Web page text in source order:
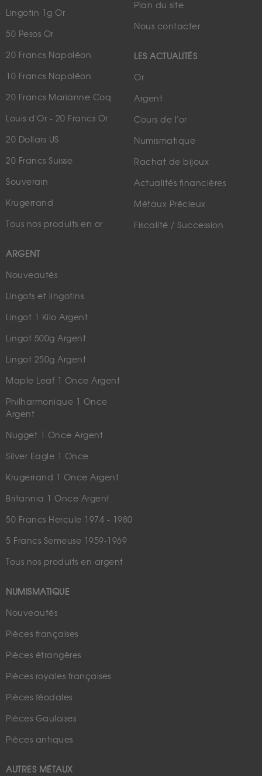
Lingotin 1g Or
50 Pesos Or
20 Francs Napoléon
10 Francs Napoléon
20 Francs Marianne Coq
Louis d'Or - 20 Francs Or
20 Dollars US
20 Francs Suisse
Souverain
Krugerrand
Tous nos produits en or
ARGENT
Nouveautés
Lingots et lingotins
Lingot 1 Kilo Argent
Lingot 500g Argent
Lingot 250g Argent
Maple Leaf 1 Once Argent
Philharmonique 1 Once
Argent
Nugget 1 Once Argent
Silver Eagle 1 Once
Krugerrand 1 Once Argent
Britannia 1 Once Argent
50 Francs Hercule 1974 - 1980
5 Francs Semeuse 1959-1969
Tous nos produits en argent
NUMISMATIQUE
Nouveautés
Pièces françaises
Pièces étrangères
Pièces royales françaises
Pièces féodales
Pièces Gauloises
Pièces antiques
AUTRES MÉTAUX
Plan du site
Nous contacter
LES ACTUALITÉS
Or
Argent
Cours de l'or
Numismatique
Rachat de bijoux
Actualités financières
Métaux Précieux
Fiscalité / Succession